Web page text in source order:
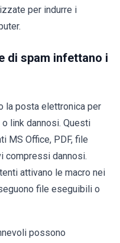
per indurre i
di spam infettano i
la posta elettronica per
link dannosi. Questi
MS Office, PDF, file
compressi dannosi.
attivano le macro nei
file eseguibili o
possono